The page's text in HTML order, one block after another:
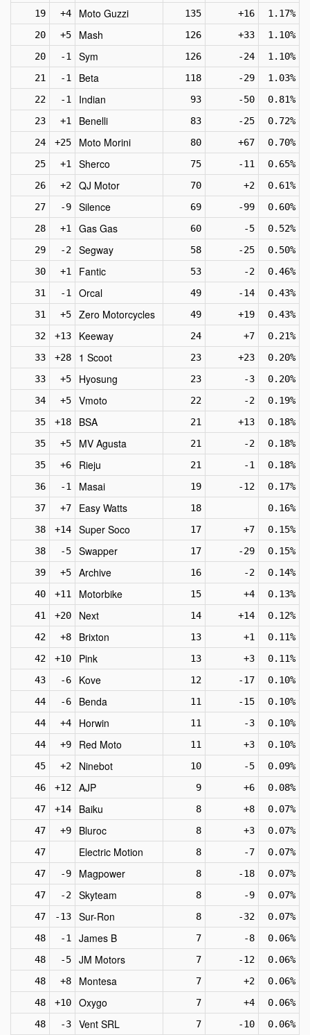
19
+4 Moto Guzzi 135 +16
1.17%
20
+5 Mash 126 +33
1.10%
20
-1 Sym 126 -24
1.10%
21
-1 Beta 118 -29
1.03%
22
-1 Indian 93 -50
0.81%
23
+1 Benelli 83 -25
0.72%
24
+25 Moto Morini 80 +67
0.70%
25
+1 Sherco 75 -11
0.65%
26
+2 QJ Motor 70 +2
0.61%
27
-9 Silence 69 -99
0.60%
28
+1 Gas Gas 60 -5
0.52%
29
-2 Segway 58 -25
0.50%
30
+1 Fantic 53 -2
0.46%
31
-1 Orcal 49 -14
0.43%
31
+5 Zero Motorcycles 49 +19
0.43%
32
+13 Keeway 24 +7
0.21%
33
+28 1 Scoot 23 +23
0.20%
33
+5 Hyosung 23 -3
0.20%
34
+5 Vmoto 22 -2
0.19%
35
+18 BSA 21 +13
0.18%
35
+5 MV Agusta 21 -2
0.18%
35
+6 Rieju 21 -1
0.18%
36
-1 Masai 19 -12
0.17%
37
+7 Easy Watts 18
0.16%
38
+14 Super Soco 17 +7
0.15%
38
-5 Swapper 17 -29
0.15%
39
+5 Archive 16 -2
0.14%
40
+11 Motorbike 15 +4
0.13%
41
+20 Next 14 +14
0.12%
42
+8 Brixton 13 +1
0.11%
42
+10 Pink 13 +3
0.11%
43
-6 Kove 12 -17
0.10%
44
-6 Benda 11 -15
0.10%
44
+4 Horwin 11 -3
0.10%
44
+9 Red Moto 11 +3
0.10%
45
+2 Ninebot 10 -5
0.09%
46
+12 AJP 9 +6
0.08%
47
+14 Baiku 8 +8
0.07%
47
+9 Bluroc 8 +3
0.07%
47
Electric Motion 8 -7
0.07%
47
-9 Magpower 8 -18
0.07%
47
-2 Skyteam 8 -9
0.07%
47
-13 Sur-Ron 8 -32
0.07%
48
-1 James B 7 -8
0.06%
48
-5 JM Motors 7 -12
0.06%
48
+8 Montesa 7 +2
0.06%
48
+10 Oxygo 7 +4
0.06%
48
-3 Vent SRL 7 -10
0.06%